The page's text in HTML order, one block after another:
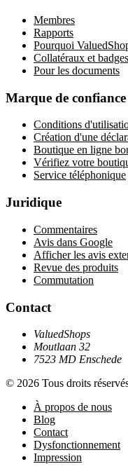
Membres
Rapports
Pourquoi
Collatéraux et badges
Pour les documents
Marque de confiance
Conditions
Création d'une
Boutique en ligne
Vérifiez votre
Service téléphonique
Juridique
Commentaires
Avis dans Google
Afficher les avis
Revue des produits
Commutation
Contact
ValuedShops
Moutlaan 32
7523 MD Enschede
© 2026 Tous droits
À propos de nous
Blog
Contact
Dysfonctionnement
Impression